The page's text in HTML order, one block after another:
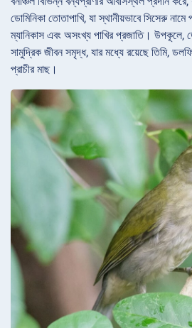
ডোমিনিকা তোতাপাখি, যা স্থানীয়ভাবে সিসেরু নামে
ম্যানিকাস এবং অসংখ্য পাখির প্রজাতি। উপকূলে,
সামুদ্রিক জীবন সমৃদ্ধ, যার মধ্যে রয়েছে তিমি,
প্রাচীর মাছ।